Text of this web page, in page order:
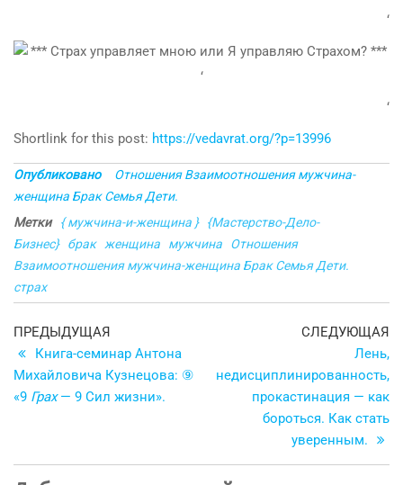
‘
‘
‘
Shortlink for this post: https://vedavrat.org/?p=13996
Опубликовано
Отношения Взаимоотношения мужчина-
женщина Брак Семья Дети.
Метки
{ мужчина-и-женщина }
{Мастерство-Дело-
Бизнес}
брак женщина мужчина
Отношения
Взаимоотношения мужчина-женщина Брак Семья Дети.
страх
Навигация
по
записям
Предыдущая
запись
ПРЕДЫДУЩАЯ
Книга-семинар Антона
Михайловича Кузнецова: ⑨
«9 Грах— 9 Сил жизни».
СЛЕДУЮЩАЯ
Лень,
недисциплинированность,
прокастинация — как
бороться. Как стать
уверенным.